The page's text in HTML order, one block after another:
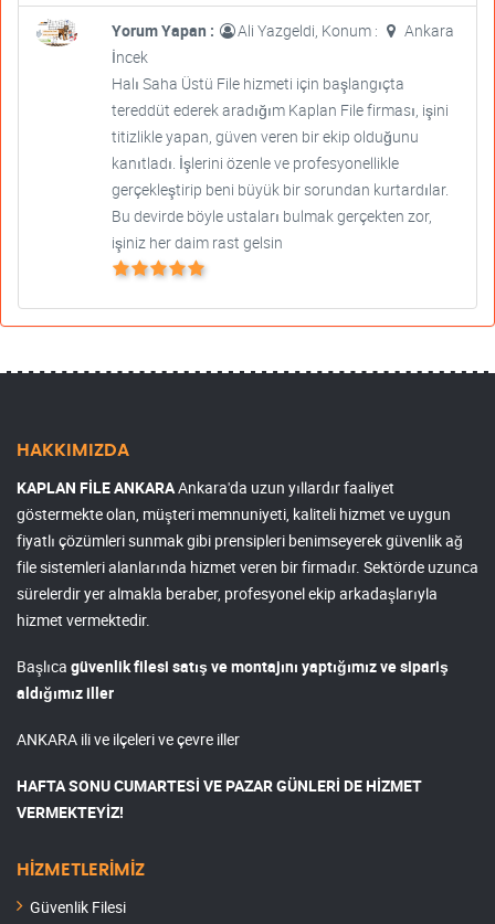
Yorum Yapan : Ali Yazgeldi, Konum :
Ankara
İncek
Halı Saha Üstü File hizmeti için başlangıçta
tereddüt ederek aradığım Kaplan File firması, işini
titizlikle yapan, güven veren bir ekip olduğunu
kanıtladı. İşlerini özenle ve profesyonellikle
gerçekleştirip beni büyük bir sorundan kurtardılar.
Bu devirde böyle ustaları bulmak gerçekten zor,
işiniz her daim rast gelsin
HAKKIMIZDA
KAPLAN FİLE ANKARAAnkara'da uzun yıllardır faaliyet
göstermekte olan, müşteri memnuniyeti, kaliteli hizmet ve uygun
fiyatlı çözümleri sunmak gibi prensipleri benimseyerek güvenlik ağ
file sistemleri alanlarında hizmet veren bir firmadır. Sektörde uzunca
sürelerdir yer almakla beraber, profesyonel ekip arkadaşlarıyla
hizmet vermektedir.
Başlıca güvenlik filesi satış ve montajını yaptığımız ve sipariş
aldığımız iller
ANKARA ili ve ilçeleri ve çevre iller
HAFTA SONU CUMARTESİ VE PAZAR GÜNLERİ DE HİZMET
VERMEKTEYİZ!
HİZMETLERİMİZ
Güvenlik Filesi